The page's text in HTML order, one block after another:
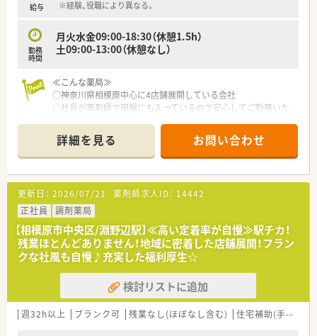
する事業に取り組んでいます。
す。医師との往診同行や
クリーンベンチを使用した抗がん剤製剤業務などを通し、臨床
に強い薬剤師が多く育っています。
く、幅広い経験を積むことができる点は大きな魅力です。
■毎年新卒採用を行っており、調剤全般は勿論在宅業務もしっか
りと学べる環境です。
病院実習等、様々な研修制度があります。
■薬局の現場で臨床薬学を身に付けた後には薬局運営・薬剤師教
育、治験支援事業など多彩なキャリアに進むこともできます。
■年間休日122日とワークライフバランスも安定！
エリアマネージャーやラウンダーがヘルプに入ることにより、
現場ではお休みが取りやすい体制となっています。
■産休・育休取得率100％！近年では男性薬剤師の育休取得実績
も増えています。
■育児短時間制度はお子様が4歳になるまで利用いただけ、子育
てしやすい職場環境を目指しています。
＊＊＊＊＊こんな方におすすめ＊＊＊＊＊
■在宅を1から学びたい方、又はこれまでの経験を活かして在宅
分野で活躍したい方
■転居の心配なく地域に根差して就業したい方
給与 ※経験、役職により異なる。
勤務
時間
月火水金09:00-18:30（休憩1.5h）
土09:00-13:00（休憩なし）
≪こんな薬局≫
○神奈川県相模原中心に4店舗展開している会社
○社長が薬剤師で現場にも入っているので安心してご勤務いた
○未経験でも丁寧に教えていただける環境です。
詳細を見る お問い合わせ
更新日： 2026/07/21 薬剤師求人ID： 14442
正社員
調剤薬局
【相模原市中央区/淵野辺駅】≪高い定着率が自慢≫駅チカ！
残業ほとんどありません！地域に密着した店舗展開！フラン
クな社風も自慢♪充実した福利厚生☆
検討リストに追加
週32h以上 ブランク可 残業なし(ほぼなし含む) 住宅補助(手当)あり